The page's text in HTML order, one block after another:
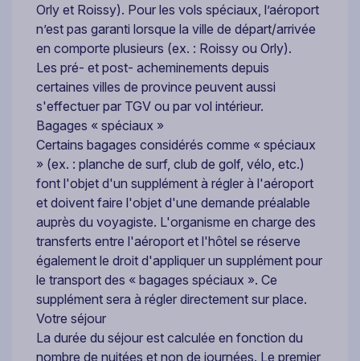
Orly et Roissy). Pour les vols spéciaux, l’aéroport
n’est pas garanti lorsque la ville de départ/arrivée
en comporte plusieurs (ex. : Roissy ou Orly).
Les pré- et post- acheminements depuis
certaines villes de province peuvent aussi
s'effectuer par TGV ou par vol intérieur.
Bagages « spéciaux »
Certains bagages considérés comme « spéciaux
» (ex. : planche de surf, club de golf, vélo, etc.)
font l'objet d'un supplément à régler à l'aéroport
et doivent faire l'objet d'une demande préalable
auprès du voyagiste. L'organisme en charge des
transferts entre l'aéroport et l'hôtel se réserve
également le droit d'appliquer un supplément pour
le transport des « bagages spéciaux ». Ce
supplément sera à régler directement sur place.
Votre séjour
La durée du séjour est calculée en fonction du
nombre de nuitées et non de journées. Le premier